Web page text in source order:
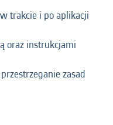
trakcie i po aplikacji
oraz instrukcjami
zasad